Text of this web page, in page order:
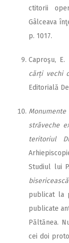
ctitorii
Gâlceava
p. 1017.
Caproşu, E.
cărți vechi
Editorială
străveche
teritoriul
Studiul lui
publicat la
publicate
Păltănea.
cei doi